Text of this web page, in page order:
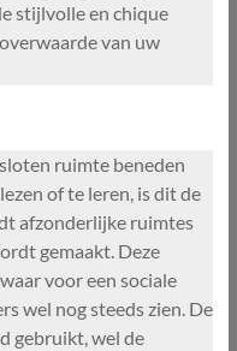
stijlvolle en chique
van uw
ruimte beneden
of te leren, is dit de
afzonderlijke ruimtes
gemaakt. Deze
voor een sociale
wel nog steeds zien. De
gebruikt, wel de